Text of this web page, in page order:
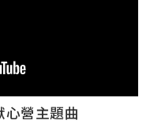
心營主題曲